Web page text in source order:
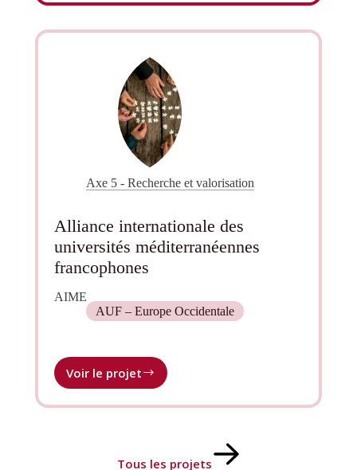
Axe 5 - Recherche et valorisation
Alliance internationale des
universités méditerranéennes
francophones
AIME
AUF – Europe Occidentale
Voir le projet
Alliance
des
francophones
Tous les projets